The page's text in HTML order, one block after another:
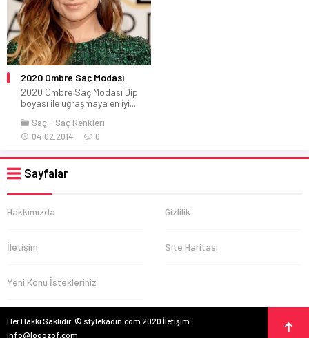
2020 Ombre Saç Modası
2020 Ombre Saç Modası Dip
boyası ile uğraşmaya en iyi...
Saç
Saç Renkleri
04.02.2014
0
Sayfalar
Hakkımızda Gizlilik
İletişim Site Haritası
Yeni Konu İstekleriniz
Her Hakkı Saklıdır. © stylekadin.com 2020 İletişim:
info@logozof.com